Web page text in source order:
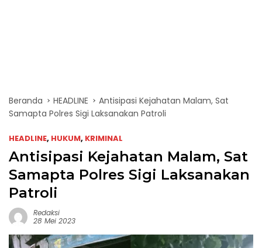
Beranda HEADLINE
Antisipasi Kejahatan Malam, Sat
Samapta Polres Sigi Laksanakan Patroli
HEADLINE, HUKUM, KRIMINAL
Antisipasi Kejahatan Malam, Sat
Samapta Polres Sigi Laksanakan
Patroli
Redaksi
28 Mei 2023